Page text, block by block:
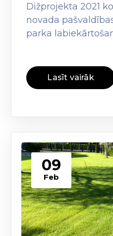
Dižprojekta 2021
novada
parka
Lasīt vairāk
09
Feb